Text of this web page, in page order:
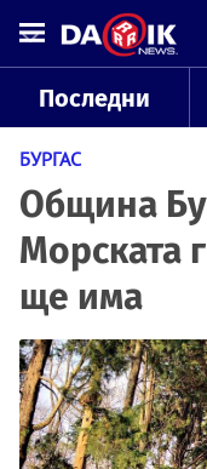
Последни
БУРГАС
Община
Морската
ще има